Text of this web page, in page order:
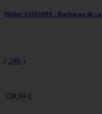
Weber 14501004 - Barbacoa de
( 286 )
338,99 €